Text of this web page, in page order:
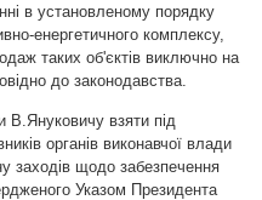
в установленому порядку
енергетичного комплексу,
таких об'єктів виключно на
до законодавства.
В.Януковичу взяти під
органів виконавчої влади
заходів щодо забезпечення
Указом Президента